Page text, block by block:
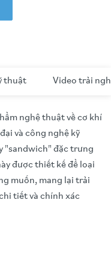
thuật Video trải
nghệ thuật về cơ khí
và công nghệ kỹ
"sandwich" đặc trưng
được thiết kế để loại
muốn, mang lại trải
tiết và chính xác